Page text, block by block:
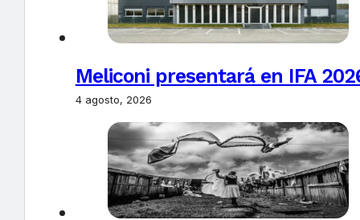
Meliconi presentará en IFA
4 agosto, 2026